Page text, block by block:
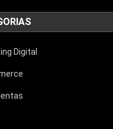
Digital